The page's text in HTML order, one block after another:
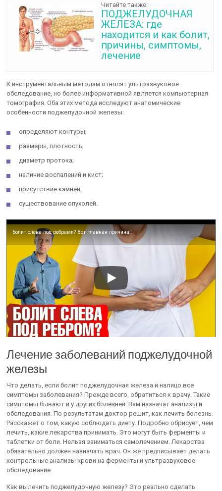
Читайте также:
ПОДЖЕЛУДОЧНАЯ
ЖЕЛЕЗА: где
находится и как болит,
причины, симптомы,
лечение
К инструментальным методам относят ультразвуковое
обследование, но более информативной является компьютерная
томография. Оба этих метода исследуют анатомические
особенности поджелудочной железы:
определяют контуры;
размеры, плотность;
диаметр протока;
наличие воспалений и кист;
присутствие камней;
существование опухолей.
Болит слева под ребрами? Вот главная причина…
Лечение заболеваний поджелудочной
железы
Что делать, если болит поджелудочная железа и налицо все
симптомы заболевания? Прежде всего, обратиться к врачу. Такие
симптомы бывают и у других болезней. Вам назначат анализы и
обследования. По результатам доктор решит, как лечить болезнь.
Расскажет о том, какую соблюдать диету. Подробно обрисует, чем
лечить, какие лекарства принимать. Это могут быть ферменты и
таблетки от боли. Нельзя заниматься самолечением. Лекарства
обязательно должен назначать врач. Он же предписывает делать
контрольные анализы крови на ферменты и ультразвуковое
обследование.
Как вылечить поджелудочную железу? Это реально сделать